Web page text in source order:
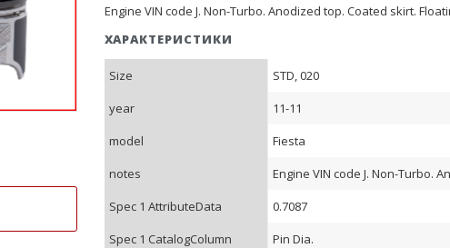
Engine VIN code J. Non-Turbo. Anodized top. Coated skirt.
ХАРАКТЕРИСТИКИ
Size
STD, 020
year
11-11
model
Fiesta
notes
Engine VIN code J. Non-Turbo.
Spec 1 AttributeData
0.7087
Spec 1 CatalogColumn
Pin Dia.